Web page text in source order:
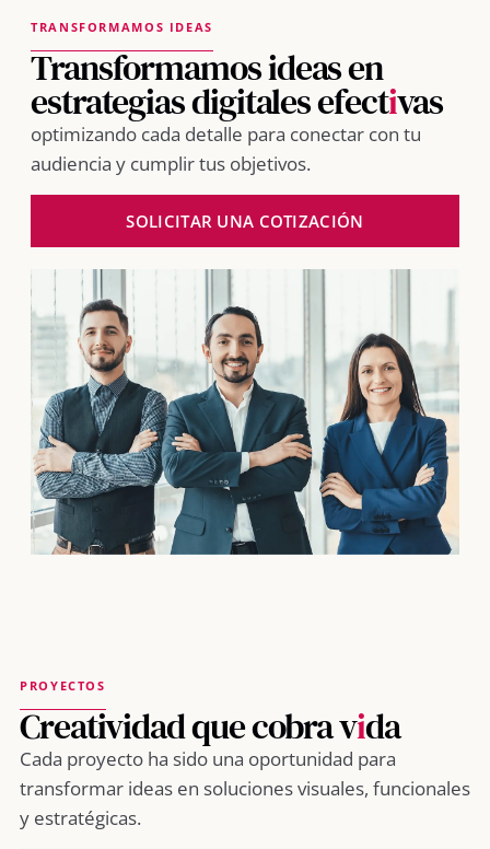
TRANSFORMAMOS IDEAS
Transformamos ideas en
estrategias digitales efectivas
optimizando cada detalle para conectar con tu
audiencia y cumplir tus objetivos.
SOLICITAR UNA COTIZACIÓN
PROYECTOS
Creatividad que cobra vida
Cada proyecto ha sido una oportunidad para
transformar ideas en soluciones visuales, funcionales
y estratégicas.